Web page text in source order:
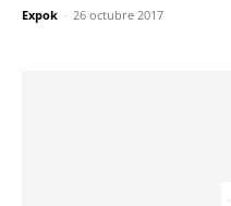
Expok - 26 octubre 2017